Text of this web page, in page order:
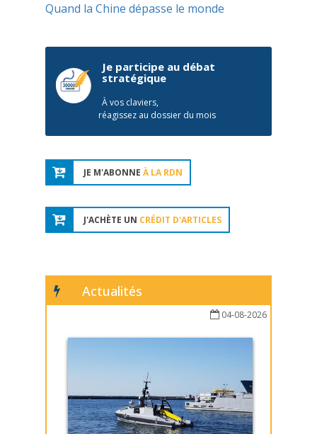
Quand la Chine dépasse le monde
Je participe au débat
stratégique
À vos claviers,
réagissez au dossier du mois
JE M'ABONNE À LA RDN
J'ACHÈTE UN CRÉDIT D'ARTICLES
Actualités
04-08-2026